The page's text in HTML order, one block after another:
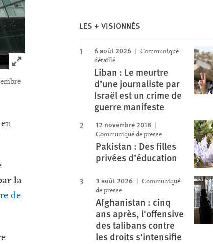
Click to expand Image
la
de
LES + VISIONNÉS
6 août 2026
Communiqué
détaillé
Liban : Le meurtre
d’une journaliste par
Israël est un crime de
guerre manifeste
12 novembre 2018
Communiqué de presse
Pakistan : Des filles
privées d’éducation
3 août 2026
Communiqué
de presse
Afghanistan : cinq
ans après, l'offensive
des talibans contre
les droits s'intensifie